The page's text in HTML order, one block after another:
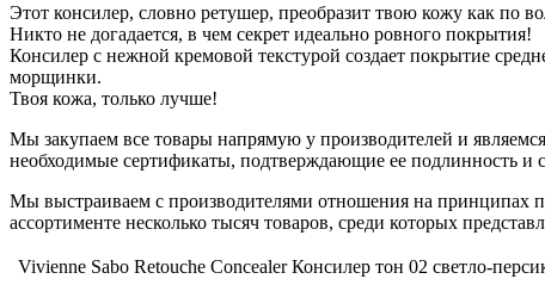
Этот консилер, словно ретушер, преобразит твою кожу как по
Никто не догадается, в чем секрет идеально ровного покрытия!
Консилер с нежной кремовой текстурой создает покрытие
морщинки.
Твоя кожа, только лучше!
Мы закупаем все товары напрямую у производителей и
необходимые сертификаты, подтверждающие ее подлинность и
Мы выстраиваем с производителями отношения на принципах
ассортименте несколько тысяч товаров, среди которых
Vivienne Sabo Retouche Concealer Консилер тон 02 светло-